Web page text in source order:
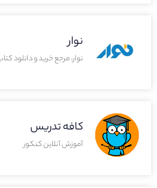
نوار
نوار، مرجع خرید و دانلود
کافه تدریس
آموزش آنلاین کنکور